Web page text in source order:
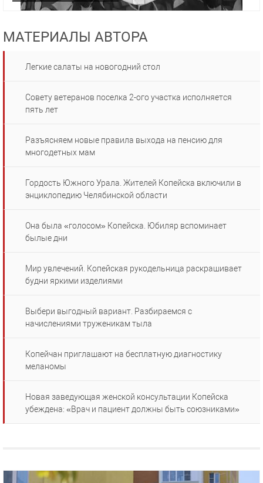
МАТЕРИАЛЫ АВТОРА
Легкие салаты на новогодний стол
Совету ветеранов поселка 2-ого участка исполняется
пять лет
Разъясняем новые правила выхода на пенсию для
многодетных мам
Гордость Южного Урала. Жителей Копейска включили в
энциклопедию Челябинской области
Она была «голосом» Копейска. Юбиляр вспоминает
былые дни
Мир увлечений. Копейская рукодельница раскрашивает
будни яркими изделиями
Выбери выгодный вариант. Разбираемся с
начислениями труженикам тыла
Копейчан приглашают на бесплатную диагностику
меланомы
Новая заведующая женской консультации Копейска
убеждена: «Врач и пациент должны быть союзниками»